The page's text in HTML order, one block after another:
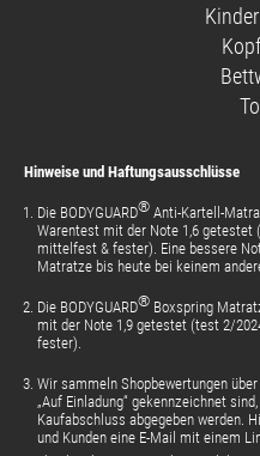
Hinweise und Haftungsausschlüsse
Die BODYGUARD® Anti-Kartell-
Warentest mit der Note 1,6 getestet
mittelfest & fester). Eine bessere
Matratze bis heute bei keinem
Die BODYGUARD® Boxspring
mit der Note 1,9 getestet (test 2/
fester).
Wir sammeln Shopbewertungen
„Auf Einladung“ gekennzeichnet
Kaufabschluss abgegeben werden.
und Kunden eine E-Mail mit einem